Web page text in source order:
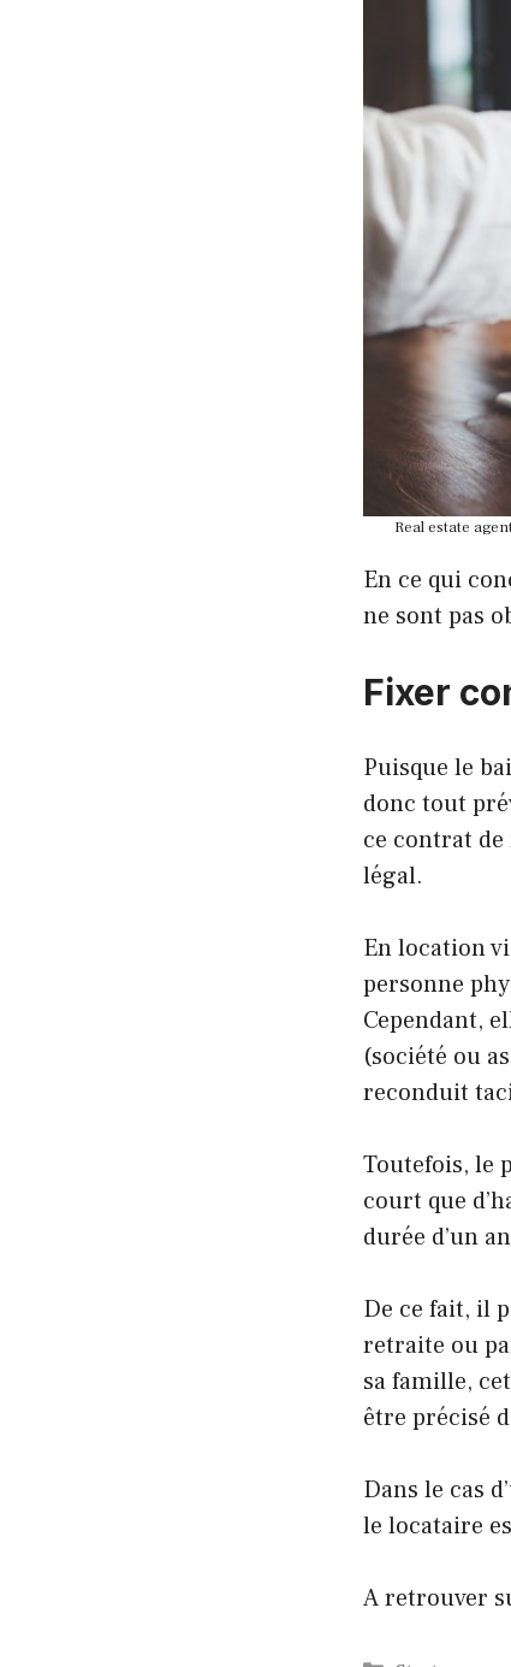
Real estate
En ce qui
ne sont pas
Fixer
Puisque le
donc tout
ce contrat
légal.
En location
personne
Cependant,
(société ou
reconduit
Toutefois, le
court que
durée d’un
De ce fait, il
retraite ou
sa famille,
être précisé
Dans le cas
le locataire
A retrouver